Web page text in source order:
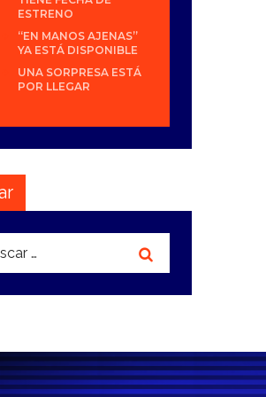
ESTRENO
“EN MANOS AJENAS”
YA ESTÁ DISPONIBLE
UNA SORPRESA ESTÁ
POR LLEGAR